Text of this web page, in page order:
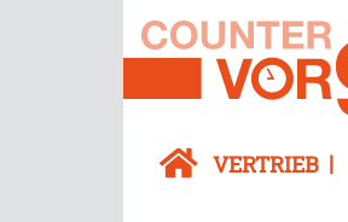
VERTRIEB